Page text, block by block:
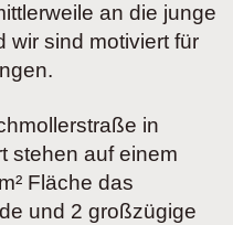
an die junge
wir sind motiviert für
in
stehen auf einem
Fläche das
und 2 großzügige